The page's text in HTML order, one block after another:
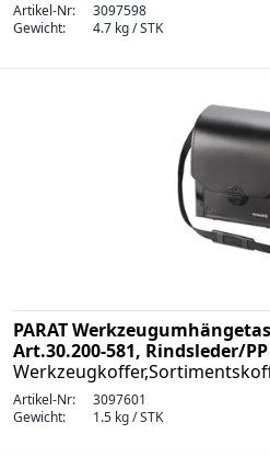
Artikel-Nr:
3097598
Gewicht:
4.7 kg / STK
PARAT
Art.30.200-581, Rindsleder/PP
Artikel-Nr:
3097601
Gewicht:
1.5 kg / STK